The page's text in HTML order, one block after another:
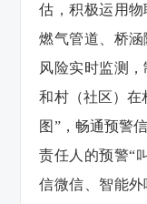
估，积极运用
燃气管道、桥
风险实时监测，
和村（社区）在
图”，畅通预警
责任人的预警“
信微信、智能外